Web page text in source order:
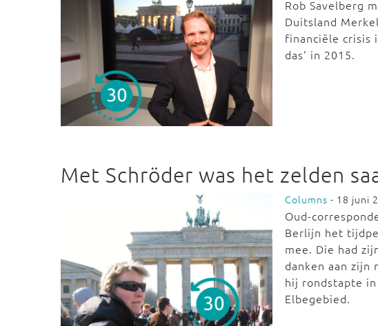
Rob Savelberg
Duitsland
financiële crisis
das' in 2015.
Met Schröder was het zelden
Columns - 18 juni
Oud-
Berlijn het
mee. Die had
danken aan zijn
hij rondstapte
Elbegebied.